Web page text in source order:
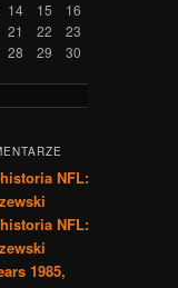
14 15
16
21 22
23
28 29
30
NFL:
NFL:
1985,